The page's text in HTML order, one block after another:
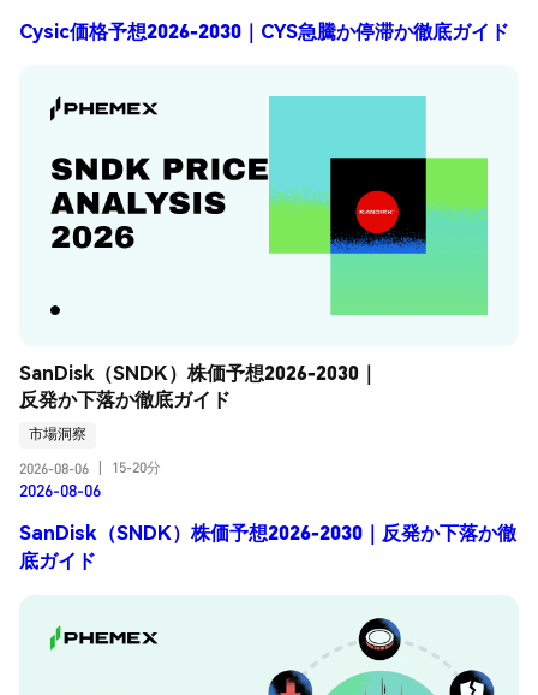
Cysic価格予想2026-2030｜CYS急騰か停滞か徹底ガイド
SanDisk（SNDK）株価予想2026-2030｜
反発か下落か徹底ガイド
市場洞察
2026-08-06
15-20分
2026-08-06
SanDisk（SNDK）株価予想2026-2030｜反発か下落か徹
底ガイド